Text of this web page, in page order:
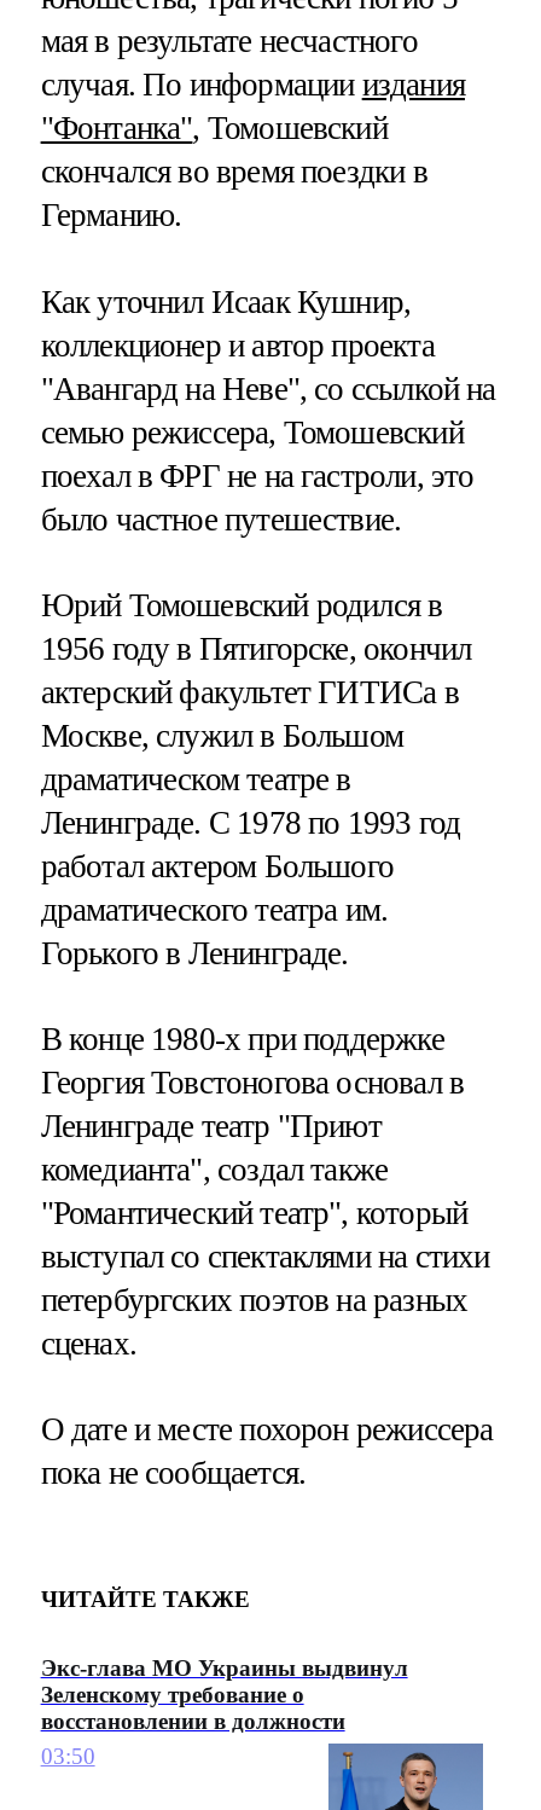
мая в результате несчастного
случая. По информации издания
"Фонтанка", Томошевский
скончался во время поездки в
Германию.
Как уточнил Исаак Кушнир,
коллекционер и автор проекта
"Авангард на Неве", со ссылкой на
семью режиссера, Томошевский
поехал в ФРГ не на гастроли, это
было частное путешествие.
Юрий Томошевский родился в
1956 году в Пятигорске, окончил
актерский факультет ГИТИСа в
Москве, служил в Большом
драматическом театре в
Ленинграде. С 1978 по 1993 год
работал актером Большого
драматического театра им.
Горького в Ленинграде.
В конце 1980-х при поддержке
Георгия Товстоногова основал в
Ленинграде театр "Приют
комедианта", создал также
"Романтический театр", который
выступал со спектаклями на стихи
петербургских поэтов на разных
сценах.
О дате и месте похорон режиссера
пока не сообщается.
ЧИТАЙТЕ ТАКЖЕ
Экс-глава МО Украины выдвинул
Зеленскому требование о
восстановлении в должности
03:50